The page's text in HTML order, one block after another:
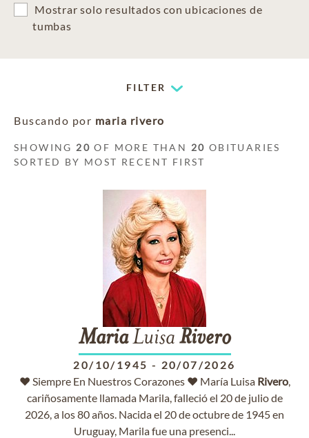
Mostrar solo resultados con ubicaciones de
tumbas
FILTER
Buscando por maria rivero
SHOWING 20 OF MORE THAN 20 OBITUARIES
SORTED BY MOST RECENT FIRST
MariaLuisa Rivero
20/10/1945 - 20/07/2026
♥ Siempre En Nuestros Corazones ♥ María Luisa Rivero,
cariñosamente llamada Marila, falleció el 20 de julio de
2026, a los 80 años. Nacida el 20 de octubre de 1945 en
Uruguay, Marila fue una presenci...